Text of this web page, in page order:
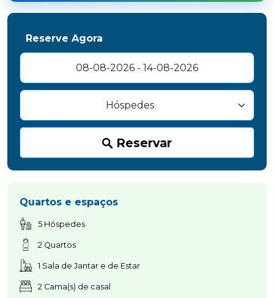
Reserve Agora
Reservar
Quartos e espaços
5 Hóspedes
2 Quartos
1 Sala de Jantar e de Estar
2 Cama(s) de casal